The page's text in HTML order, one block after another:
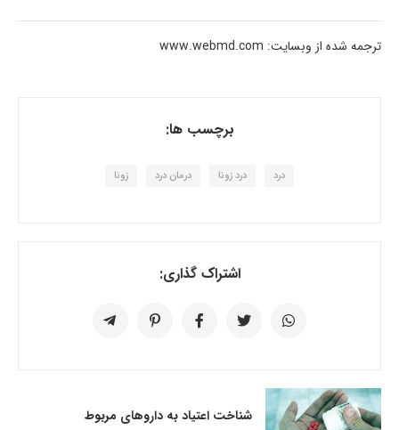
ترجمه شده از وبسایت: www.webmd.com
برچسب ها:
درد درد زونا درمان درد زونا
اشتراک گذاری:
شناخت اعتیاد به داروهای مربوط